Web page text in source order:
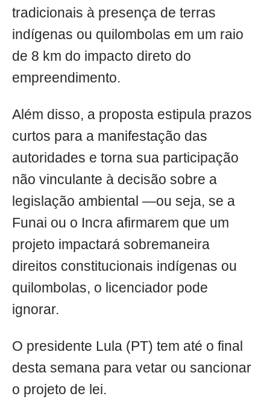
tradicionais à presença de terras
indígenas ou quilombolas em um raio
de 8 km do impacto direto do
empreendimento.
Além disso, a proposta estipula prazos
curtos para a manifestação das
autoridades e torna sua participação
não vinculante à decisão sobre a
legislação ambiental —ou seja, se a
Funai ou o Incra afirmarem que um
projeto impactará sobremaneira
direitos constitucionais indígenas ou
quilombolas, o licenciador pode
ignorar.
O presidente Lula (PT) tem até o final
desta semana para vetar ou sancionar
o projeto de lei.